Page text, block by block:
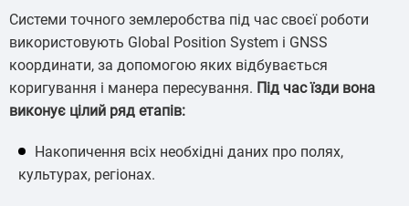
Системи точного землеробства під час своєї роботи
використовують Global Position System і GNSS
координати, за допомогою яких відбувається
коригування і манера пересування. Під час їзди вона
виконує цілий ряд етапів:
Накопичення всіх необхідні даних про полях,
культурах, регіонах.